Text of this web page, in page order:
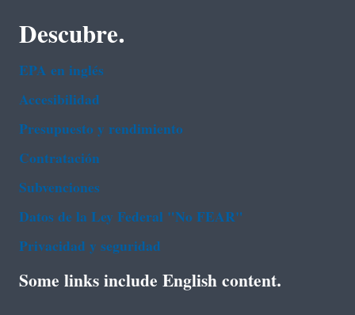
Descubre.
EPA en ingl‌és
Accesibilidad
Presupuesto y rendimiento
Contratación
Subvenciones
Datos de la Ley Federal "No FEAR"
Privacidad y seguridad
Some links include English content.